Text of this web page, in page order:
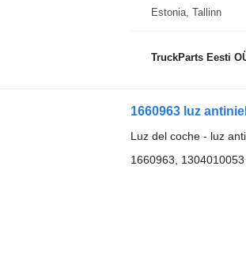
Estonia, Tallinn
TruckParts Eesti
1660963 luz
Luz del coche - luz
1660963,